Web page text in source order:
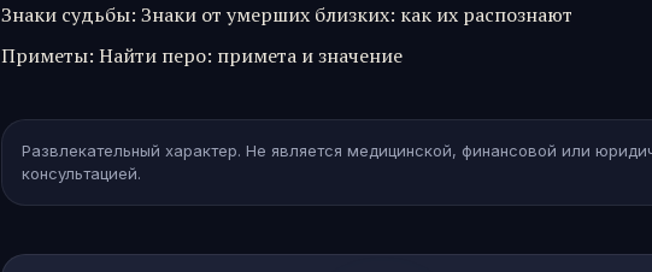
Знаки судьбы: Знаки от умерших близких: как их распознают
Приметы: Найти перо: примета и значение
Развлекательный характер. Не является медицинской, финансовой или
консультацией.